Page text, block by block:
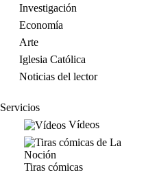
Investigación
Economía
Arte
Iglesia Católica
Noticias del lector
Servicios
Vídeos
Tiras cómicas